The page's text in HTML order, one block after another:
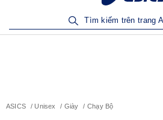
Tìm kiếm trên trang
ASICS Unisex Giày Chạy Bộ